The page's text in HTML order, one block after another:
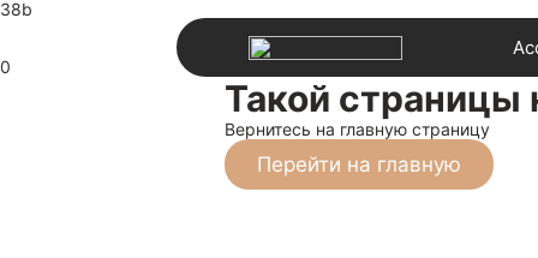
38b
0
Такой страницы
Вернитесь на главную страницу
Перейти на главную